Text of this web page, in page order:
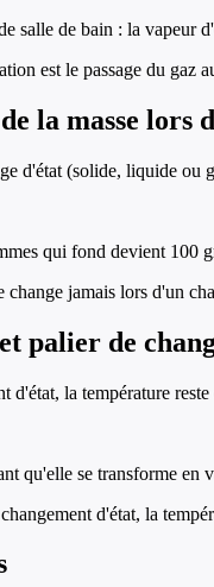
salle de bain : la vapeur
est le passage du gaz
la masse lors
d'état (solide, liquide ou
qui fond devient 100
change jamais lors d'un
palier de
d'état, la température
qu'elle se transforme en
d'état, la